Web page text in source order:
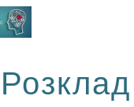
Розклад